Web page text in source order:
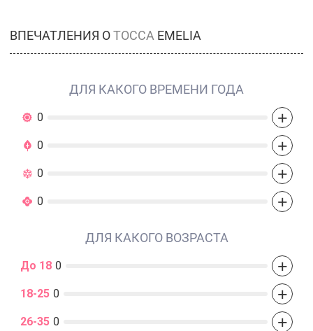
ВПЕЧАТЛЕНИЯ ОTOCCA EMELIA
ДЛЯ КАКОГО ВРЕМЕНИ ГОДА
0 +
0 +
0 +
0 +
ДЛЯ КАКОГО ВОЗРАСТА
До 18 0 +
18-25 0 +
26-35 0 +